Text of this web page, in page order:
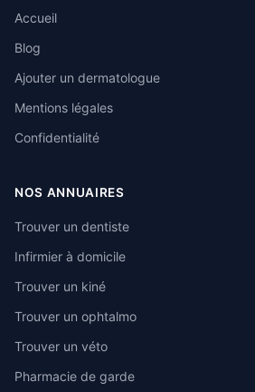
Accueil
Blog
Ajouter un dermatologue
Mentions légales
Confidentialité
NOS ANNUAIRES
Trouver un dentiste
Infirmier à domicile
Trouver un kiné
Trouver un ophtalmo
Trouver un véto
Pharmacie de garde